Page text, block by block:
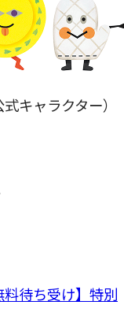
キャラクター）
待ち受け】特別